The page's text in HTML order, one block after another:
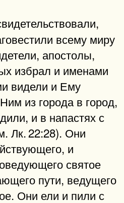
всему миру
апостолы,
избрал и именами
видели и Ему
из города в город,
и в напастях с
Лк. 22:28). Они
и
святое
пути, ведущего
Они ели и пили с